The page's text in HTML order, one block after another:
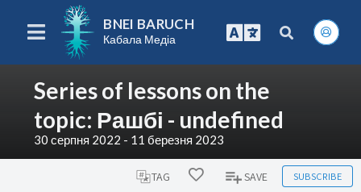
BNEI BARUCH
Кабала Медіа
Series of lessons on the
topic: Рашбі - undefined
30 серпня 2022 - 11 березня 2023
TAG SAVE SUBSCRIBE